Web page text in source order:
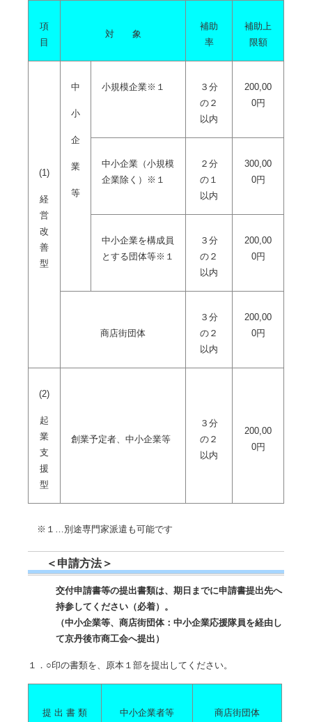
項
目
対 象
補助
率
補助上
限額
(1)
経
営
改
善
型
中
小
企
業
等
小規模企業※１
３分
の２
以内
200,00
0円
中小企業（小規模
企業除く）※１
２分
の１
以内
300,00
0円
中小企業を構成員
とする団体等※１
３分
の２
以内
200,00
0円
商店街団体
３分
の２
以内
200,00
0円
(2)
起
業
支
援
型
創業予定者、中小企業等
３分
の２
以内
200,00
0円
※１…別途専門家派遣も可能です
＜申請方法＞
交付申請書等の提出書類は、期日までに申請書提出先へ
持参してください（必着）。
（中小企業等、商店街団体：中小企業応援隊員を経由し
て京丹後市商工会へ提出）
１．○印の書類を、原本１部を提出してください。
提 出 書 類 中小企業者等 商店街団体